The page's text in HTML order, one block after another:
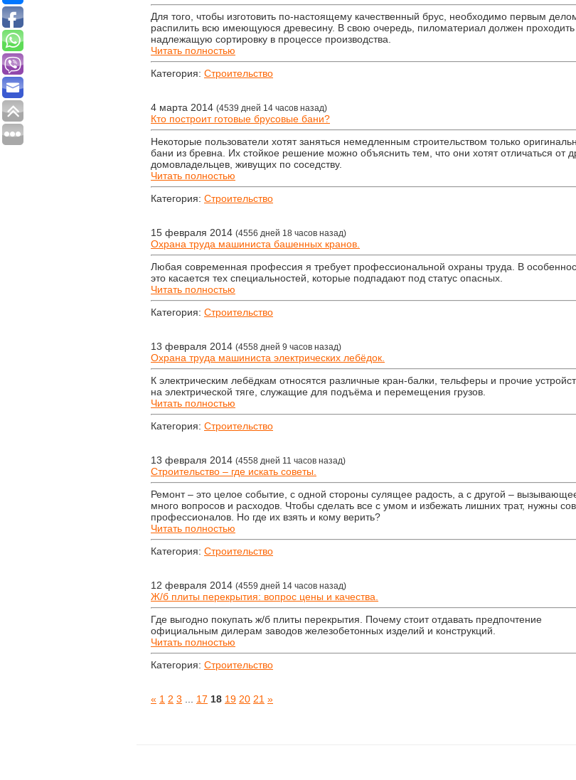
Для того, чтобы изготовить по-настоящему качественный брус, необходимо первым
распилить всю имеющуюся древесину. В свою очередь, пиломатериал должен проходить
надлежащую сортировку в процессе производства.
Читать полностью
Категория: Строительство
4 марта 2014 (4539 дней 14 часов назад)
Кто построит готовые брусовые бани?
Некоторые пользователи хотят заняться немедленным строительством только
бани из бревна. Их стойкое решение можно объяснить тем, что они хотят отличаться от
домовладельцев, живущих по соседству.
Читать полностью
Категория: Строительство
15 февраля 2014 (4556 дней 18 часов назад)
Охрана труда машиниста башенных кранов.
Любая современная профессия я требует профессиональной охраны труда. В
это касается тех специальностей, которые подпадают под статус опасных.
Читать полностью
Категория: Строительство
13 февраля 2014 (4558 дней 9 часов назад)
Охрана труда машиниста электрических лебёдок.
К электрическим лебёдкам относятся различные кран-балки, тельферы и прочие
на электрической тяге, служащие для подъёма и перемещения грузов.
Читать полностью
Категория: Строительство
13 февраля 2014 (4558 дней 11 часов назад)
Строительство – где искать советы.
Ремонт – это целое событие, с одной стороны сулящее радость, а с другой –
много вопросов и расходов. Чтобы сделать все с умом и избежать лишних трат, нужны
профессионалов. Но где их взять и кому верить?
Читать полностью
Категория: Строительство
12 февраля 2014 (4559 дней 14 часов назад)
Ж/б плиты перекрытия: вопрос цены и качества.
Где выгодно покупать ж/б плиты перекрытия. Почему стоит отдавать предпочтение
официальным дилерам заводов железобетонных изделий и конструкций.
Читать полностью
Категория: Строительство
« 1 2 3 17 18 19 20 21 »